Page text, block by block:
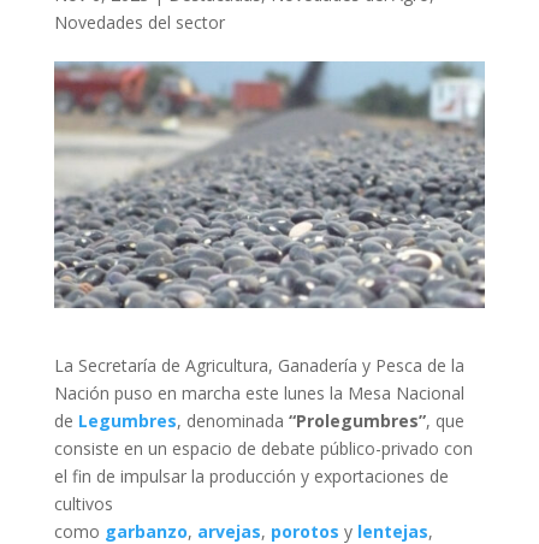
Novedades del sector
La Secretaría de Agricultura, Ganadería y Pesca de la
Nación puso en marcha este lunes la Mesa Nacional
de Legumbres, denominada “Prolegumbres”, que
consiste en un espacio de debate público-privado con
el fin de impulsar la producción y exportaciones de
cultivos
como garbanzo, arvejas, porotos y lentejas,